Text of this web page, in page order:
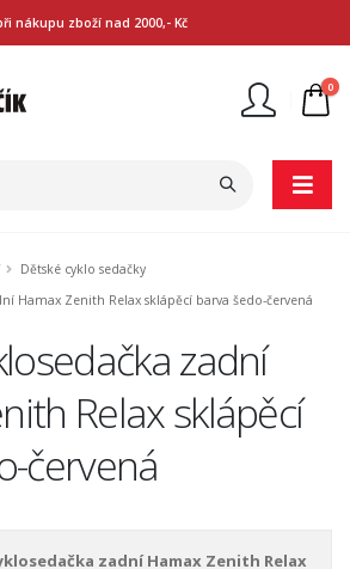
nákupu zboží nad 2000,- Kč
0
Dětské cyklo sedačky
Hamax Zenith Relax sklápěcí barva šedo-červená
zadní
Relax sklápěcí
červená
zadní Hamax Zenith Relax